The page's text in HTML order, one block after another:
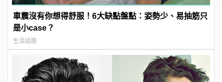
車震沒有你想得舒服！6大缺點盤點：姿勢少、易抽筋只
是小case？
生活話題